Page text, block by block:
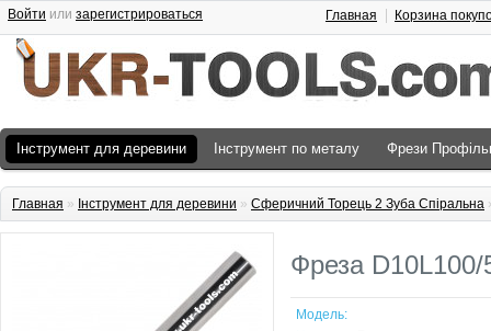
Войти или зарегистрироваться Главная Корзина
Інструмент для деревини Інструмент по металу Фрези
Главная » Інструмент для деревини » Сферичний Торець 2 Зуба Спіральна
Фреза
Модель: